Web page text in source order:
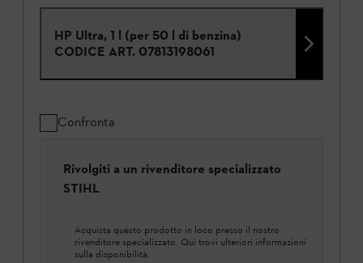
HP Ultra, 1 l (per 50 l di benzina)
CODICE ART. 07813198061
Confronta
Rivolgiti a un rivenditore specializzato
STIHL
Acquista questo prodotto in loco presso il nostro
rivenditore specializzato. Qui trovi ulteriori informazioni
sulla disponibilità.